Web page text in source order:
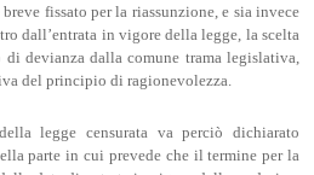
fissato per la riassunzione, e sia invece
dall’entrata in vigore della legge, la scelta
di devianza dalla comune trama legislativa,
del principio di ragionevolezza.
legge censurata va perciò dichiarato
parte in cui prevede che il termine per la